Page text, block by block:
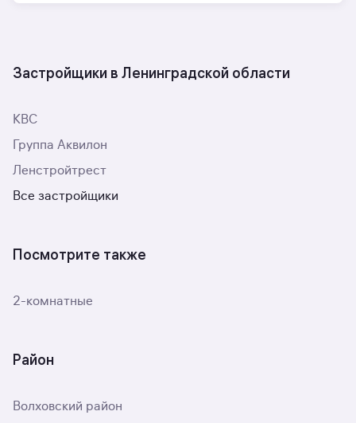
Застройщики в Ленинградской области
КВС
Группа Аквилон
Ленстройтрест
Все застройщики
Посмотрите также
2-комнатные
Район
Волховский район